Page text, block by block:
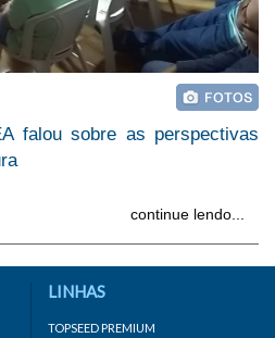
falou sobre as perspectivas
continue lendo...
LINHAS
TOPSEED PREMIUM